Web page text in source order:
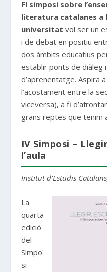
El simposi sobre
literatura catalanes a
universitat vol ser un
i de debat en positiu
dos àmbits educatius
establir ponts de diàleg
d’aprenentatge. Aspira
l’acostament entre la
viceversa), a fi
grans reptes que tenim
IV Simposi –
l’aula
Institut d’Estudis
La
quarta
edició
del
Simpo
si